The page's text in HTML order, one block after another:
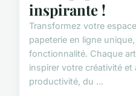
inspirante !
Transformez votre
papeterie en ligne
fonctionnalité. Chaque
inspirer votre créativité et
productivité, du ...